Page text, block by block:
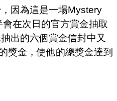
因為這是一場Mystery
在次日的官方賞金抽取
出的六個賞金信封中又
獎金，使他的總獎金達到